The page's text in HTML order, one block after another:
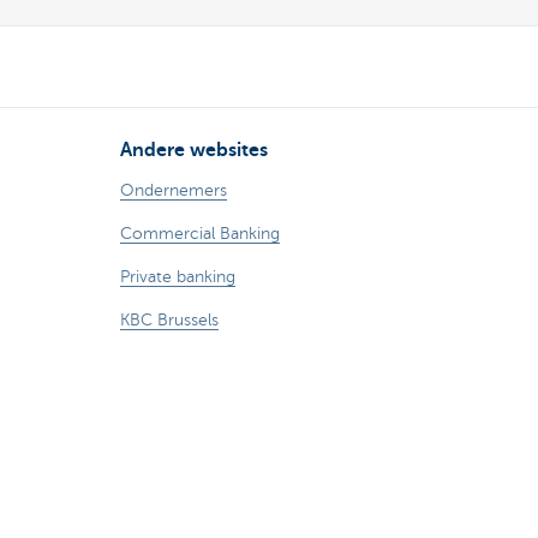
Andere websites
Ondernemers
Commercial Banking
Private banking
KBC Brussels